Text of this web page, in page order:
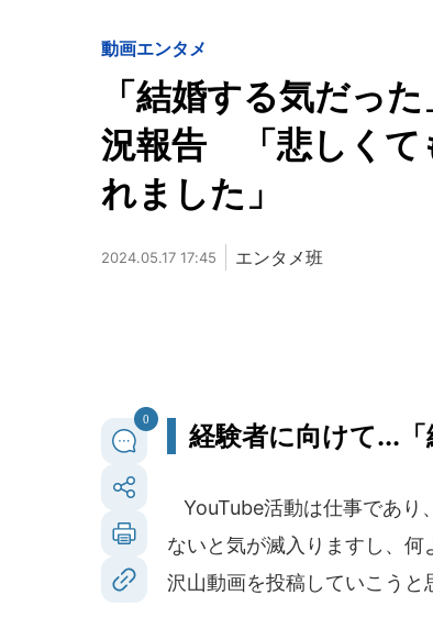
動画エンタメ
「結婚する気だっ
況報告 「悲しくて
れました」
2024.05.17 17:45 エンタメ班
0
経験者に向けて...「
YouTube活動は仕事であり
ないと気が滅入りますし、
沢山動画を投稿していこうと